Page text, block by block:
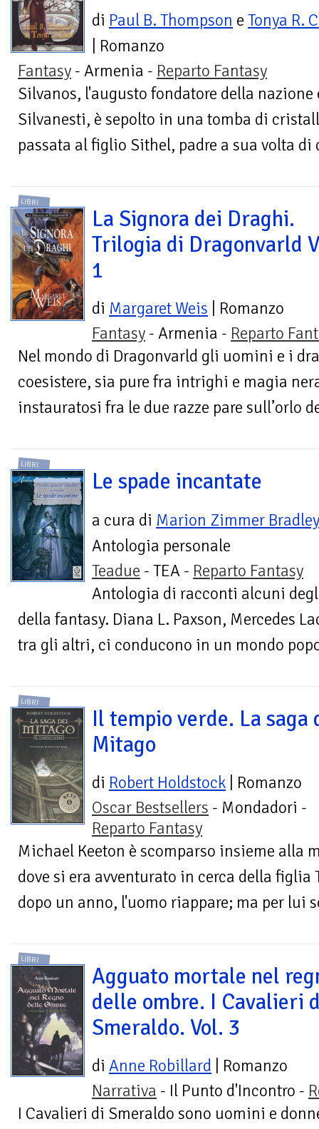
di Paul B. Thompson e Tonya R.
| Romanzo
Fantasy - Armenia - Reparto Fantasy
Silvanos, l'augusto fondatore della
Silvanesti, è sepolto in una tomba di
passata al figlio Sithel, padre a sua volta
LIBRI
La Signora dei Draghi.
Trilogia di Dragonvarld
1
di Margaret Weis | Romanzo
Fantasy - Armenia - Reparto
Nel mondo di Dragonvarld gli uomini e i
coesistere, sia pure fra intrighi e magia
instauratosi fra le due razze pare sull’orlo
LIBRI
Le spade incantate
a cura di Marion Zimmer Bradley
Antologia personale
Teadue - TEA - Reparto Fantasy
Antologia di racconti alcuni
della fantasy. Diana L. Paxson, Mercedes
tra gli altri, ci conducono in un mondo
LIBRI
Il tempio verde. La saga
Mitago
di Robert Holdstock | Romanzo
Oscar Bestsellers - Mondadori -
Reparto Fantasy
Michael Keeton è scomparso insieme alla
dove si era avventurato in cerca della figlia
dopo un anno, l'uomo riappare; ma per lui
LIBRI
Agguato mortale nel
delle ombre. I Cavalieri
Smeraldo. Vol. 3
di Anne Robillard | Romanzo
Narrativa - Il Punto d'Incontro -
I Cavalieri di Smeraldo sono uomini e